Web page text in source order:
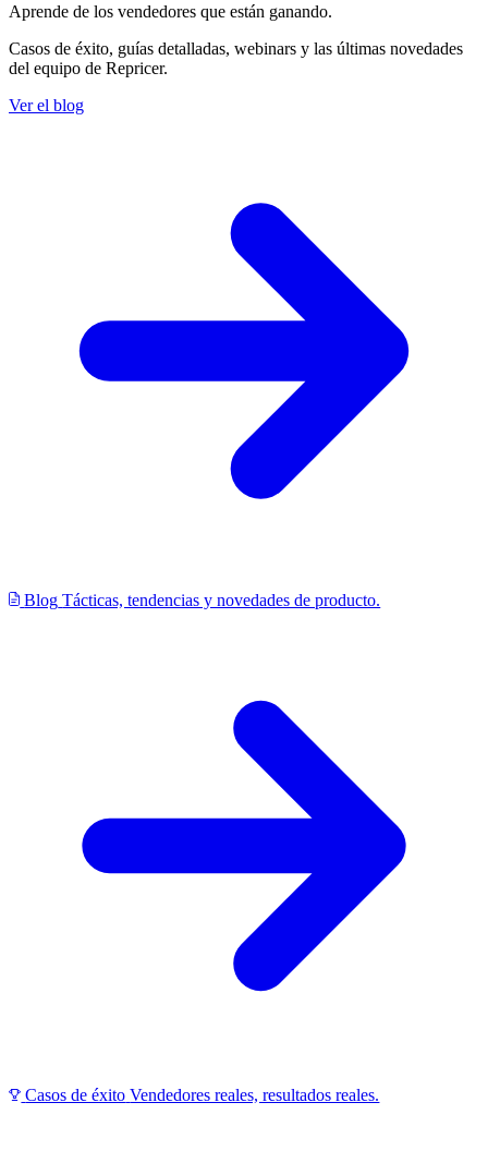
Aprende de los vendedores que están ganando.
Casos de éxito, guías detalladas, webinars y las últimas novedades
del equipo de Repricer.
Ver el blog
Blog Tácticas, tendencias y novedades de producto.
Casos de éxito Vendedores reales, resultados reales.